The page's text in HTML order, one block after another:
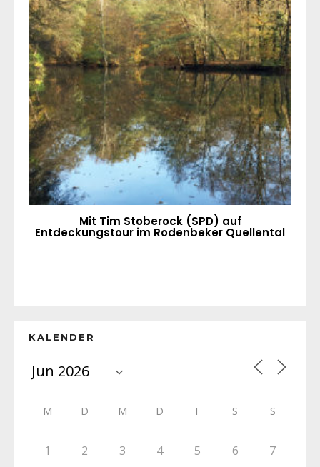
Mit Tim Stoberock (SPD) auf
Entdeckungstour im Rodenbeker Quellental
KALENDER
M D M D F S S
1 2 3 4 5 6 7